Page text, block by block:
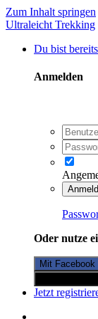
Zum Inhalt springen
Ultraleicht Trekking
Du bist
Anmelden
Oder nutze
Mit Facebook
Jetzt